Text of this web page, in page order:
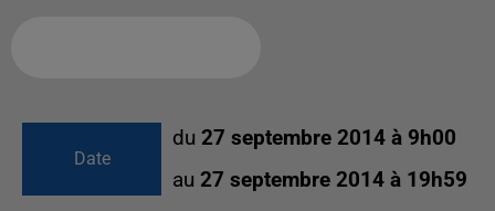
Date
du 27 septembre 2014 à 9h00
au 27 septembre 2014 à 19h59